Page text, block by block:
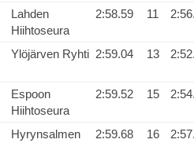
Lahden
Hiihtoseura
2:58.59 11
Ylöjärven Ryhti 2:59.04 13
Espoon
Hiihtoseura
2:59.52 15
Hyrynsalmen
2:59.68 16